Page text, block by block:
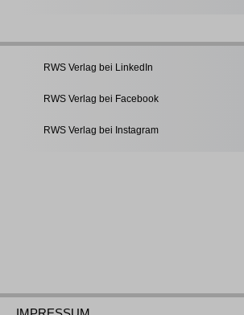
RWS Verlag bei LinkedIn
RWS Verlag bei Facebook
RWS Verlag bei Instagram